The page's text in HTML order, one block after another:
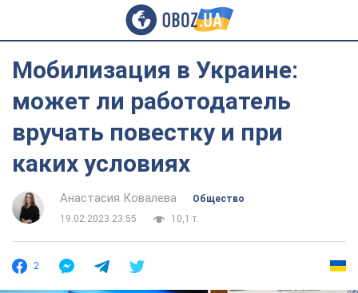
Мобилизация в Украине:
может ли работодатель
вручать повестку и при
каких условиях
Анастасия Ковалева
Общество
19.02.2023 23:55
10,1 т.
2